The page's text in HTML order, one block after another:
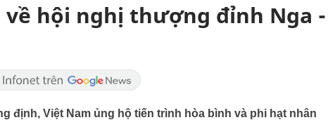
hội nghị thượng đỉnh Nga -
định, Việt Nam ủng hộ tiến trình hòa bình và phi hạt nhân